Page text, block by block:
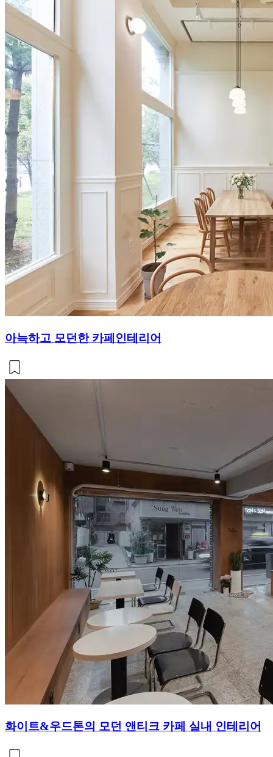
아늑하고 모던한 카페인테리어
화이트&우드톤의 모던 앤티크 카페 실내 인테리어